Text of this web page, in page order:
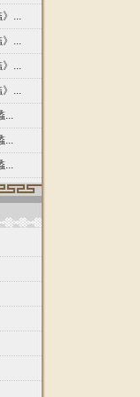
...
...
...
...
...
...
...